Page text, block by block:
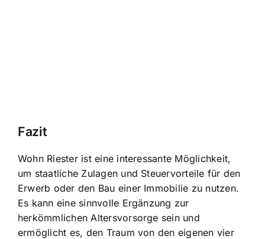
Fazit
Wohn Riester ist eine interessante Möglichkeit,
um staatliche Zulagen und Steuervorteile für den
Erwerb oder den Bau einer Immobilie zu nutzen.
Es kann eine sinnvolle Ergänzung zur
herkömmlichen Altersvorsorge sein und
ermöglicht es, den Traum von den eigenen vier